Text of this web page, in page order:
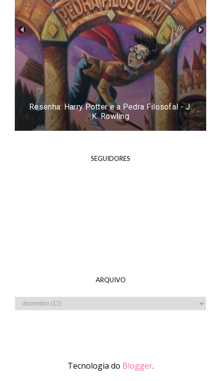
Resenha: Easy - Tammara Webber
SEGUIDORES
ARQUIVO
Tecnologia do Blogger.